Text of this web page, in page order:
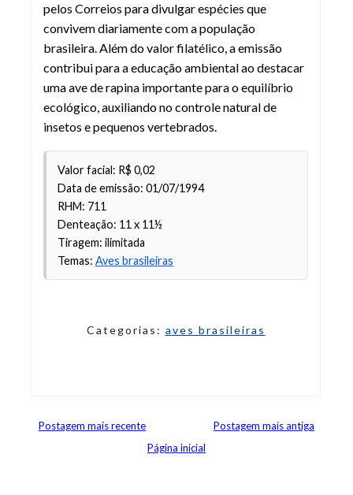
pelos Correios para divulgar espécies que
convivem diariamente com a população
brasileira. Além do valor filatélico, a emissão
contribui para a educação ambiental ao destacar
uma ave de rapina importante para o equilíbrio
ecológico, auxiliando no controle natural de
insetos e pequenos vertebrados.
Valor facial: R$ 0,02
Data de emissão: 01/07/1994
RHM: 711
Denteação: 11 x 11½
Tiragem: ilimitada
Temas: Aves brasileiras
Categorias: aves brasileiras
Postagem mais recente
Postagem mais antiga
Página inicial